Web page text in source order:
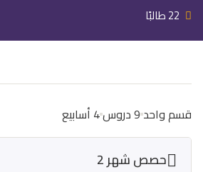
22 طالبًا
قسم واحد 9 دروس 4 أسابيع
حصص شهر 2